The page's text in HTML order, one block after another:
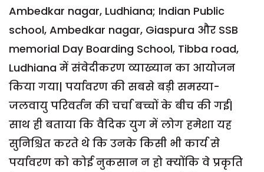
Ambedkar nagar, Ludhiana; Indian Public
school, Ambedkar nagar, Giaspura और SSB
memorial Day Boarding School, Tibba road,
Ludhiana में संवेदीकरण व्याख्यान का आयोजन
किया गया| पर्यावरण की सबसे बड़ी समस्या-
जलवायु परिवर्तन की चर्चा बच्चों के बीच की गई|
साथ ही बताया कि वैदिक युग में लोग हमेशा यह
सुनिश्चित करते थे कि उनके किसी भी कार्य से
पर्यावरण को कोई नुकसान न हो क्योंकि वे प्रकृति